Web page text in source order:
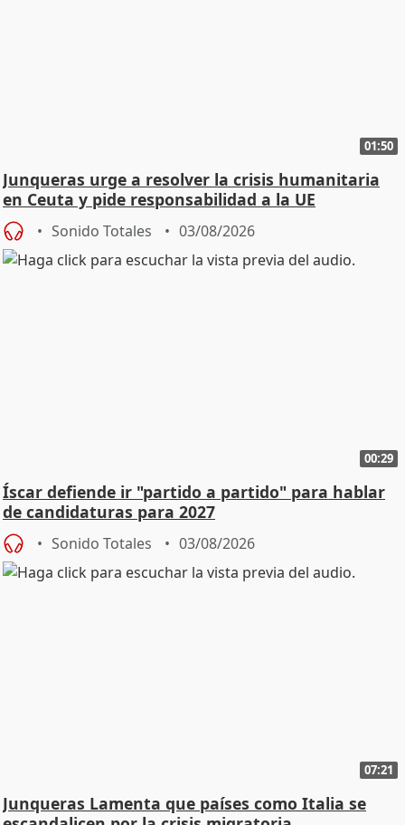
01:50
Junqueras urge a resolver la crisis humanitaria
en Ceuta y pide responsabilidad a la UE
Sonido Totales 03/08/2026
00:29
Íscar defiende ir "partido a partido" para hablar
de candidaturas para 2027
Sonido Totales 03/08/2026
07:21
Junqueras Lamenta que países como Italia se